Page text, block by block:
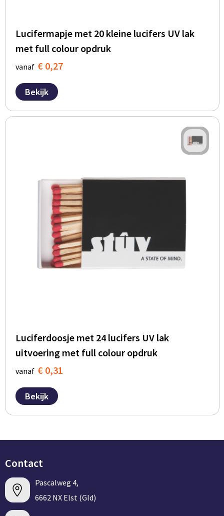
Lucifermapje met 20 kleine lucifers UV lak
met full colour opdruk
vanaf € 0,27
Bekijk
Luciferdoosje met 24 lucifers UV lak
uitvoering met full colour opdruk
vanaf € 0,31
Bekijk
Contact
Pascalweg 4,
6662 NX Elst (Gld)